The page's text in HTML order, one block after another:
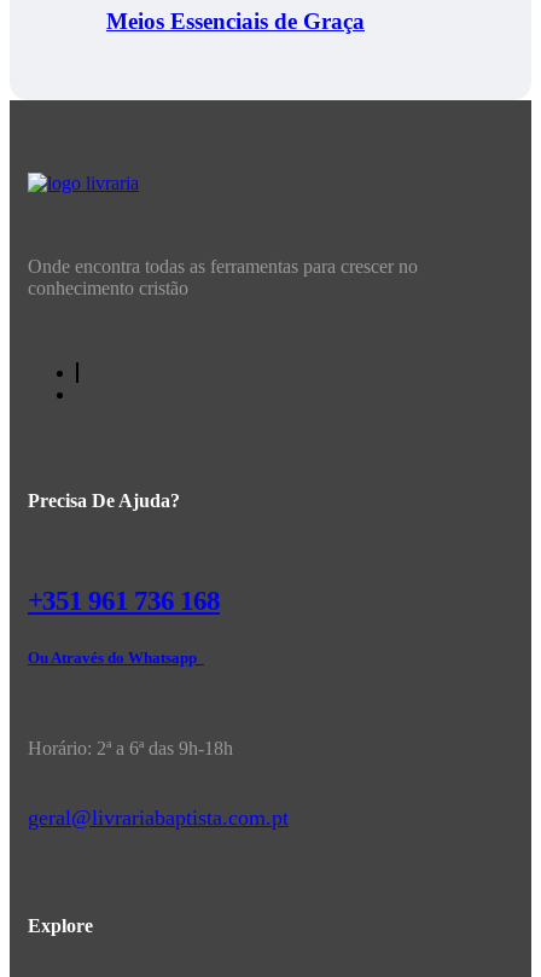
Meios Essenciais de Graça
Onde encontra todas as ferramentas para crescer no
conhecimento cristão
Precisa De Ajuda?
+351 961 736 168
Ou Através do Whatsapp
Horário: 2ª a 6ª das 9h-18h
geral@livrariabaptista.com.pt
Explore